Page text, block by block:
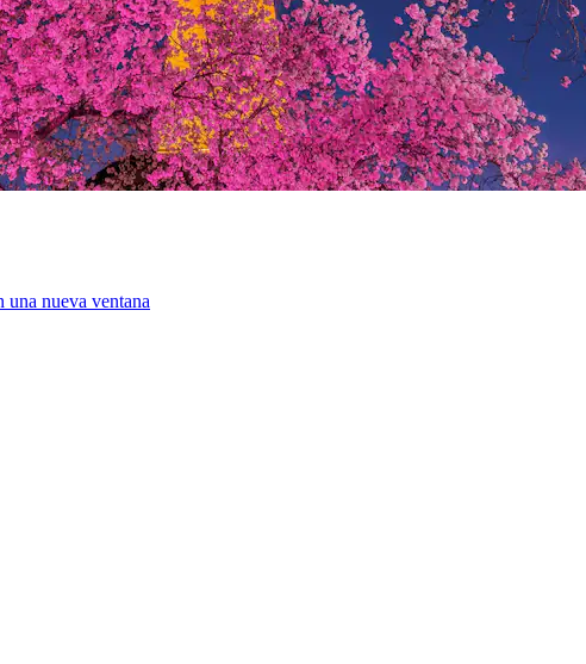
una nueva ventana